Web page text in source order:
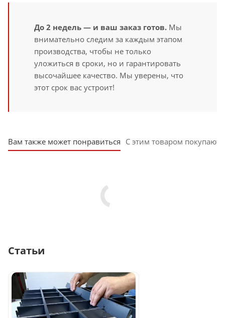
До 2 недель — и ваш заказ готов. Мы
внимательно следим за каждым этапом
производства, чтобы не только
уложиться в сроки, но и гарантировать
высочайшее качество. Мы уверены, что
этот срок вас устроит!
Вам также может понравиться С этим товаром покупают
Статьи